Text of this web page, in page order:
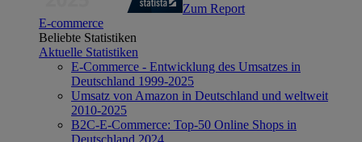
Zum Report
E-commerce
Beliebte Statistiken
Aktuelle Statistiken
E-Commerce - Entwicklung des Umsatzes in
Deutschland 1999-2025
Umsatz von Amazon in Deutschland und weltweit
2010-2025
B2C-E-Commerce: Top-50 Online Shops in
Deutschland 2024